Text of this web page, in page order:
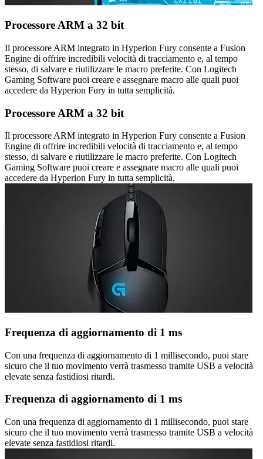
Processore ARM a 32 bit
Il processore ARM integrato in Hyperion Fury consente a Fusion
Engine di offrire incredibili velocità di tracciamento e, al tempo
stesso, di salvare e riutilizzare le macro preferite. Con Logitech
Gaming Software puoi creare e assegnare macro alle quali puoi
accedere da Hyperion Fury in tutta semplicità.
Processore ARM a 32 bit
Il processore ARM integrato in Hyperion Fury consente a Fusion
Engine di offrire incredibili velocità di tracciamento e, al tempo
stesso, di salvare e riutilizzare le macro preferite. Con Logitech
Gaming Software puoi creare e assegnare macro alle quali puoi
accedere da Hyperion Fury in tutta semplicità.
Frequenza di aggiornamento di 1 ms
Con una frequenza di aggiornamento di 1 millisecondo, puoi stare
sicuro che il tuo movimento verrà trasmesso tramite USB a velocità
elevate senza fastidiosi ritardi.
Frequenza di aggiornamento di 1 ms
Con una frequenza di aggiornamento di 1 millisecondo, puoi stare
sicuro che il tuo movimento verrà trasmesso tramite USB a velocità
elevate senza fastidiosi ritardi.